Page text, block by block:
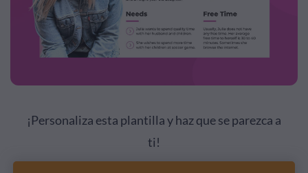
¡Personaliza esta plantilla y haz que se parezca a
ti!